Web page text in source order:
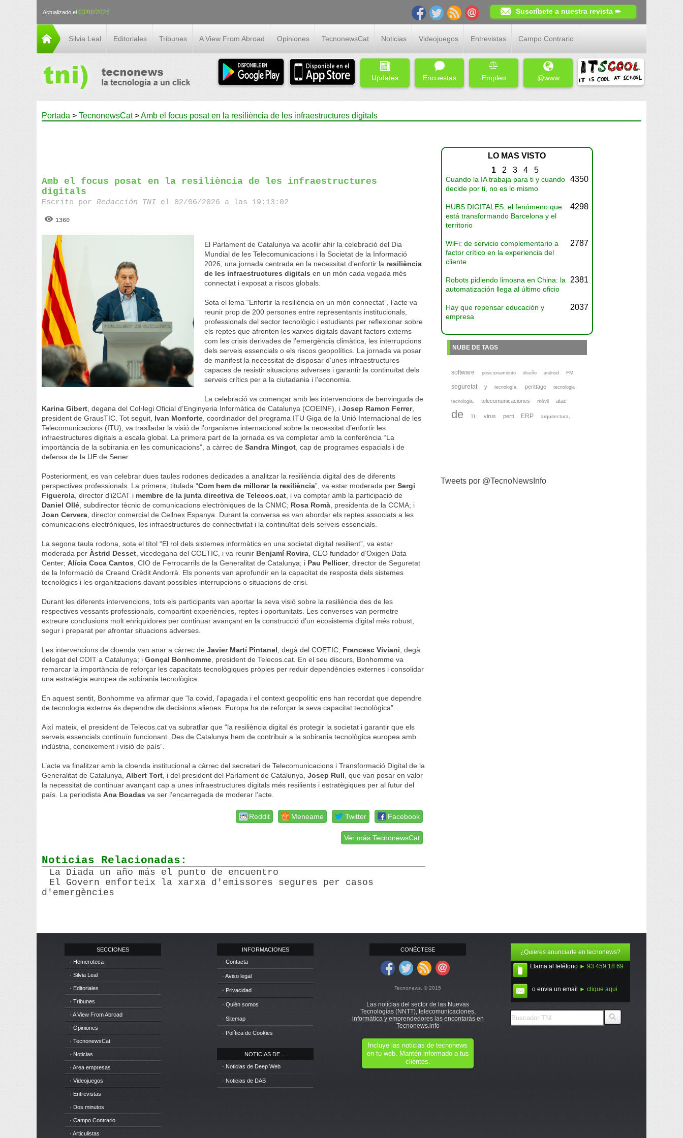
Actualizado el 03/08/2026 Suscríbete a nuestra revista ➨
Silvia Leal Editoriales Tribunes A View From Abroad Opiniones TecnonewsCat Noticias Videojuegos Entrevistas Campo Contrario
Updates Encuestas Empleo @www
Portada > TecnonewsCat >Amb el focus posat en la resiliència de les infraestructures digitals
Amb el focus posat en la resiliència de les infraestructures
digitals
Escrito porRedacción TNI el 02/06/2026 a las 19:13:02
1360
El Parlament de Catalunya va acollir ahir la celebració del Dia
Mundial de les Telecomunicacions i la Societat de la Informació
2026, una jornada centrada en la necessitat d’enfortir la resiliència
de les infraestructures digitals en un món cada vegada més
connectat i exposat a riscos globals.
Sota el lema “Enfortir la resiliència en un món connectat”, l’acte va
reunir prop de 200 persones entre representants institucionals,
professionals del sector tecnològic i estudiants per reflexionar sobre
els reptes que afronten les xarxes digitals davant factors externs
com les crisis derivades de l’emergència climàtica, les interrupcions
dels serveis essencials o els riscos geopolítics. La jornada va posar
de manifest la necessitat de disposar d’unes infraestructures
capaces de resistir situacions adverses i garantir la continuïtat dels
serveis crítics per a la ciutadania i l’economia.
La celebració va començar amb les intervencions de benvinguda de
Karina Gibert , degana del Col·legi Oficial d’Enginyeria Informàtica de Catalunya (COEINF), iJosep Ramon Ferrer,
president de GrausTIC. Tot seguit, Ivan Monforte , coordinador del programa ITU Giga de la Unió Internacional de les
Telecomunicacions (ITU), va traslladar la visió de l’organisme internacional sobre la necessitat d’enfortir les
infraestructures digitals a escala global. La primera part de la jornada es va completar amb la conferència “La
importància de la sobirania en les comunicacions”, a càrrec deSandra Mingot , cap de programes espacials i de
defensa de la UE de Sener.
Posteriorment, es van celebrar dues taules rodones dedicades a analitzar la resiliència digital des de diferents
perspectives professionals. La primera, titulada “Com hem de millorar la resiliència”, va estar moderada perSergi
Figuerola , director d’i2CAT i membre de la junta directiva de Telecos.cat , i va comptar amb la participació de
Daniel Ollé , subdirector tècnic de comunicacions electròniques de la CNMC; Rosa Romà , presidenta de la CCMA; i
Joan Cervera , director comercial de Cellnex Espanya. Durant la conversa es van abordar els reptes associats a les
comunicacions electròniques, les infraestructures de connectivitat i la continuïtat dels serveis essencials.
La segona taula rodona, sota el títol “El rol dels sistemes informàtics en una societat digital resilient”, va estar
moderada perÀstrid Desset , vicedegana del COETIC, i va reunir Benjamí Rovira , CEO fundador d’Oxigen Data
Center;Alícia Coca Cantos , CIO de Ferrocarrils de la Generalitat de Catalunya; i Pau Pellicer, director de Seguretat
de la Informació de Creand Crèdit Andorrà. Els ponents van aprofundir en la capacitat de resposta dels sistemes
tecnològics i les organitzacions davant possibles interrupcions o situacions de crisi.
Durant les diferents intervencions, tots els participants van aportar la seva visió sobre la resiliència des de les
respectives vessants professionals, compartint experiències, reptes i oportunitats. Les converses van permetre
extreure conclusions molt enriquidores per continuar avançant en la construcció d’un ecosistema digital més robust,
segur i preparat per afrontar situacions adverses.
Les intervencions de cloenda van anar a càrrec deJavier Martí Pintanel , degà del COETIC; Francesc Viviani , degà
delegat del COIT a Catalunya; iGonçal Bonhomme , president de Telecos.cat. En el seu discurs, Bonhomme va
remarcar la importància de reforçar les capacitats tecnològiques pròpies per reduir dependències externes i consolidar
una estratègia europea de sobirania tecnològica.
En aquest sentit, Bonhomme va afirmar que “la covid, l’apagada i el context geopolític ens han recordat que dependre
de tecnologia externa és dependre de decisions alienes. Europa ha de reforçar la seva capacitat tecnològica”.
Així mateix, el president de Telecos.cat va subratllar que “la resiliència digital és protegir la societat i garantir que els
serveis essencials continuïn funcionant. Des de Catalunya hem de contribuir a la sobirania tecnològica europea amb
indústria, coneixement i visió de país”.
L’acte va finalitzar amb la cloenda institucional a càrrec del secretari de Telecomunicacions i Transformació Digital de la
Generalitat de Catalunya,Albert Tort , i del president del Parlament de Catalunya,Josep Rull , que van posar en valor
la necessitat de continuar avançant cap a unes infraestructures digitals més resilients i estratègiques per al futur del
país. La periodistaAna Boadas va ser l’encarregada de moderar l’acte.
Facebook
Twitter
Meneame
Reddit
Ver más TecnonewsCat
Noticias Relacionadas:
La Diada un año más el punto de encuentro
El Govern enforteix la xarxa d'emissores segures per casos
d'emergències
LO MAS VISTO
1 2 3 4 5
Cuando la IA trabaja para ti y cuando
decide por ti, no es lo mismo
4350
HUBS DIGITALES: el fenómeno que
está transformando Barcelona y el
territorio
4298
WiFi: de servicio complementario a
factor crítico en la experiencia del
cliente
2787
Robots pidiendo limosna en China: la
automatización llega al último oficio
2381
Hay que repensar educación y
empresa
2037
NUBE DE TAGS
software posicionamiento diseño android FM
seguretat y tecnología, perittage tecnologia
tecnologia, telecomunicaciones móvil atac
de TI, virus perti ERP arquitectura,
Tweets por @TecnoNewsInfo
SECCIONES
· Hemeroteca
· Silvia Leal
· Editoriales
· Tribunes
· A View From Abroad
· Opiniones
· TecnonewsCat
· Noticias
· Area empresas
· Videojuegos
· Entrevistas
· Dos minutos
· Campo Contrario
· Articulistas
INFORMACIONES
· Contacta
· Aviso legal
· Privacidad
· Quién somos
· Sitemap
· Política de Cookies
NOTICIAS DE ...
· Noticias de Deep Web
· Noticias de DAB
CONÉCTESE
Tecnonews. © 2015
Las notícias del sector de las Nuevas
Tecnologías (NNTT), telecomunicaciones,
informática y emprendedores las encontarás en
Tecnonews.info
Incluye las noticias de tecnonews
en tu web. Mantén informado a tus
clientes.
¿Quieres anunciarte en tecnonews?
Llama al teléfono ► 93 459 18 69
o envia un email ► clique aqui